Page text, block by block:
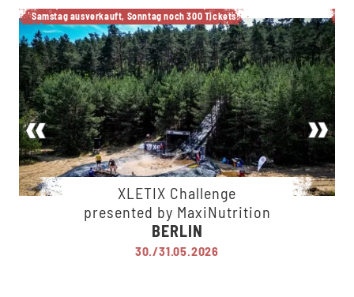
Samstag ausverkauft, Sonntag noch 300 Tickets!
XLETIX Challenge
presented by MaxiNutrition
BERLIN
30./31.05.2026